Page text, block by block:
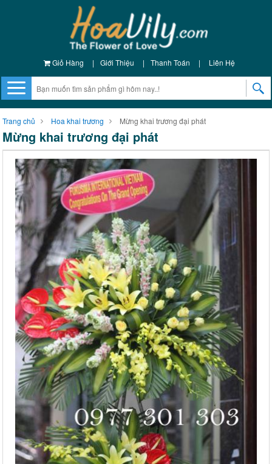
Giỏ Hàng | Giới Thiệu | Thanh Toán | Liên Hệ
Trang chủ Hoa khai trương Mừng khai trương đại phát
Mừng khai trương đại phát